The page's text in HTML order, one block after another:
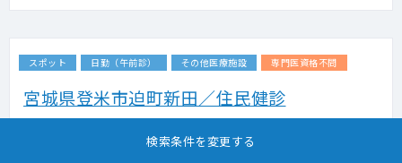
スポット 日勤（午前診） その他医療施設 専門医資格不問
宮城県登米市迫町新田／住民健診
検索条件を変更する